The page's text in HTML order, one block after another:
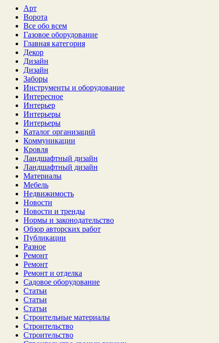
Арт
Ворота
Все обо всем
Газовое оборудование
Главная категория
Декор
Дизайн
Дизайн
Заборы
Инструменты и оборудование
Интересное
Интерьер
Интерьеры
Интерьеры
Каталог организаций
Коммуникации
Кровля
Ландшафтный дизайн
Ландшафтный дизайн
Материалы
Мебель
Недвижимость
Новости
Новости и тренды
Нормы и законодательство
Обзор авторских работ
Публикации
Разное
Ремонт
Ремонт
Ремонт и отделка
Садовое оборудование
Статьи
Статьи
Статьи
Строительные материалы
Строительство
Строительство